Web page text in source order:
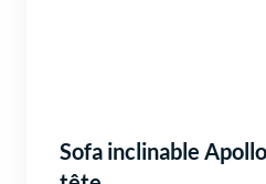
Sofa inclinable